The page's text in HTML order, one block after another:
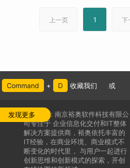
上一页 1 下
Command + D 收藏我们 或
发现更多公司介绍:南京裕奥软件科技有限公
司专注于 企业信息化交付和IT整体
解决方案提供商，裕奥依托丰富的
IT经验，在商业环境、商业模式不
断变化的时代里，
与用户一起进行
创新思维和创新模式的探索，开创